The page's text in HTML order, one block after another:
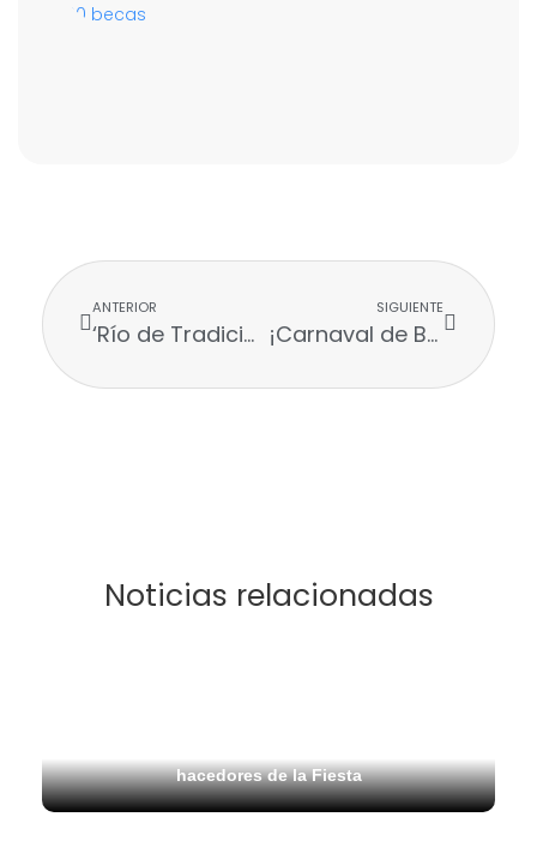
ANTERIOR
‘Río de Tradiciones’ la exposición a cielo abierto más grande del Carnaval, llega desde hoy al Gran Malecón
SIGUIENTE
¡Carnaval de Barranquilla 2025 contará con agenda cultural para jóvenes!
Noticias relacionadas
hacedores de la Fiesta